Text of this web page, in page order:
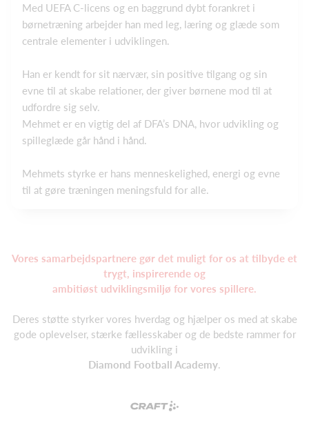
Med UEFA C‑licens og en baggrund dybt forankret i
børnetræning arbejder han med leg, læring og glæde som
centrale elementer i udviklingen.
Han er kendt for sit nærvær, sin positive tilgang og sin
evne til at skabe relationer, der giver børnene mod til at
udfordre sig selv.
Mehmet er en vigtig del af DFA’s DNA, hvor udvikling og
spilleglæde går hånd i hånd.
Mehmets styrke er hans menneskelighed, energi og evne
til at gøre træningen meningsfuld for alle.
Vores samarbejdspartnere gør det muligt for os at tilbyde et
trygt, inspirerende og
ambitiøst udviklingsmiljø for vores spillere.
Deres støtte styrker vores hverdag og hjælper os med at skabe
gode oplevelser, stærke fællesskaber og de bedste rammer for
udvikling i
Diamond Football Academy.